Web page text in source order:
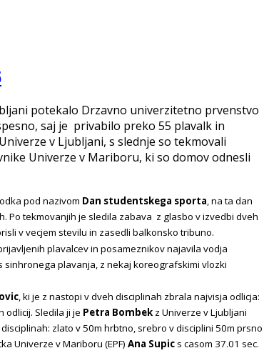
potekalo Drzavno univerzitetno prvenstvo
saj je privabilo preko 55 plavalk in
v Ljubljani, s slednje so tekmovali
Univerze v Mariboru, ki so domov odnesli
pod nazivom Dan studentskega sporta, na ta dan
Po tekmovanjih je sledila zabava z glasbo v izvedbi dveh
v vecjem stevilu in zasedli balkonsko tribuno.
plavalcev in posameznikov najavila vodja
sinhronega plavanja, z nekaj koreografskimi vlozki
, ki je z nastopi v dveh disciplinah zbrala najvisja odlicja:
Sledila ji je Petra Bombek z Univerze v Ljubljani
zlato v 50m hrbtno, srebro v disciplini 50m prsno
Univerze v Mariboru (EPF) Ana Supic s casom 37.01 sec.